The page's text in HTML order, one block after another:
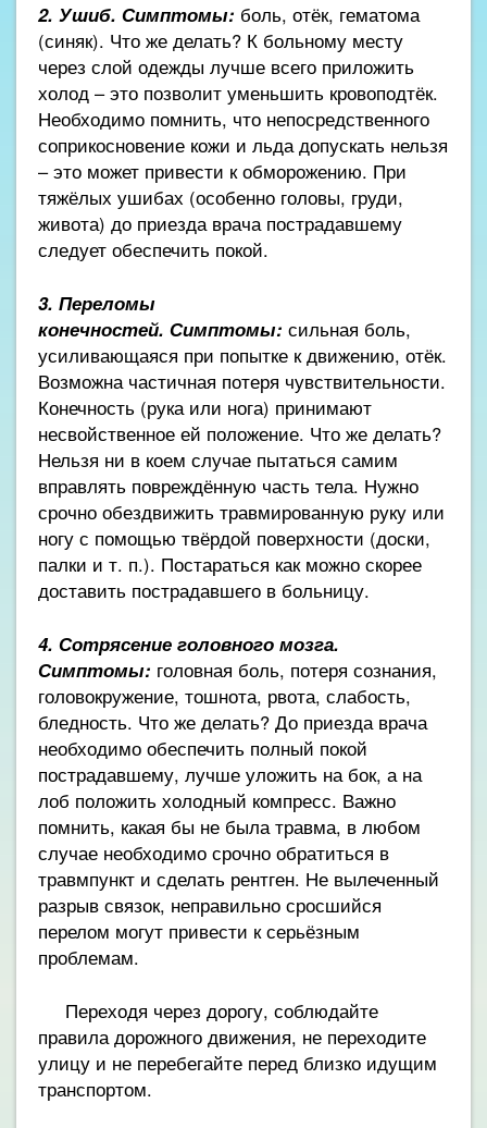
2. Ушиб. Симптомы: боль, отёк, гематома
(синяк). Что же делать? К больному месту
через слой одежды лучше всего приложить
холод – это позволит уменьшить кровоподтёк.
Необходимо помнить, что непосредственного
соприкосновение кожи и льда допускать нельзя
– это может привести к обморожению. При
тяжёлых ушибах (особенно головы, груди,
живота) до приезда врача пострадавшему
следует обеспечить покой.
3. Переломы
конечностей. Симптомы: сильная боль,
усиливающаяся при попытке к движению, отёк.
Возможна частичная потеря чувствительности.
Конечность (рука или нога) принимают
несвойственное ей положение. Что же делать?
Нельзя ни в коем случае пытаться самим
вправлять повреждённую часть тела. Нужно
срочно обездвижить травмированную руку или
ногу с помощью твёрдой поверхности (доски,
палки и т. п.). Постараться как можно скорее
доставить пострадавшего в больницу.
4. Сотрясение головного мозга.
Симптомы: головная боль, потеря сознания,
головокружение, тошнота, рвота, слабость,
бледность. Что же делать? До приезда врача
необходимо обеспечить полный покой
пострадавшему, лучше уложить на бок, а на
лоб положить холодный компресс. Важно
помнить, какая бы не была травма, в любом
случае необходимо срочно обратиться в
травмпункт и сделать рентген. Не вылеченный
разрыв связок, неправильно сросшийся
перелом могут привести к серьёзным
проблемам.
Переходя через дорогу, соблюдайте
правила дорожного движения, не переходите
улицу и не перебегайте перед близко идущим
транспортом.